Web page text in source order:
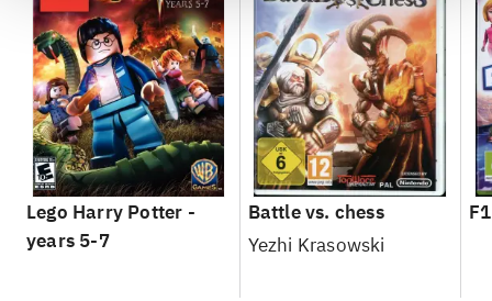
Lego Harry Potter -
years 5-7
Battle vs. chess
Yezhi Krasowski